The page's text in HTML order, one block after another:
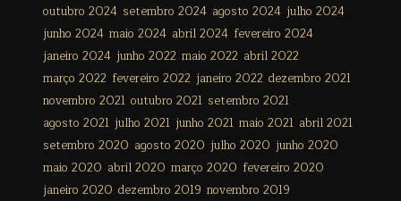
outubro 2024 setembro 2024 agosto 2024 julho 2024
junho 2024 maio 2024 abril 2024 fevereiro 2024
janeiro 2024 junho 2022 maio 2022 abril 2022
março 2022 fevereiro 2022 janeiro 2022 dezembro 2021
novembro 2021 outubro 2021 setembro 2021
agosto 2021 julho 2021 junho 2021 maio 2021 abril 2021
setembro 2020 agosto 2020 julho 2020 junho 2020
maio 2020 abril 2020 março 2020 fevereiro 2020
janeiro 2020 dezembro 2019 novembro 2019